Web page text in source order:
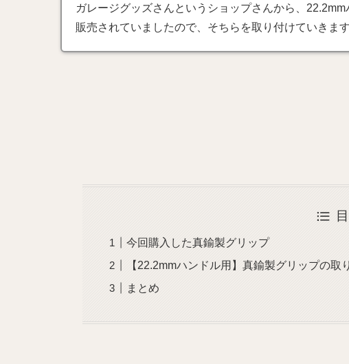
ガレージグッズさんというショップさんから、
販売されていましたので、そちらを取り付けていきます
今回購入した真鍮製グリップ
【22.2mmハンドル用】真鍮製グリップの取
まとめ